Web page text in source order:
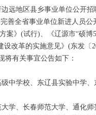
远地区县乡事业单位公开
善全省事业单位新进人员
案》(试行)、《辽源市“硕
改革的实施意见》(东发〔
将有关事宜公告如下：
学校、东辽县实验中学、
、长春师范大学、通化师